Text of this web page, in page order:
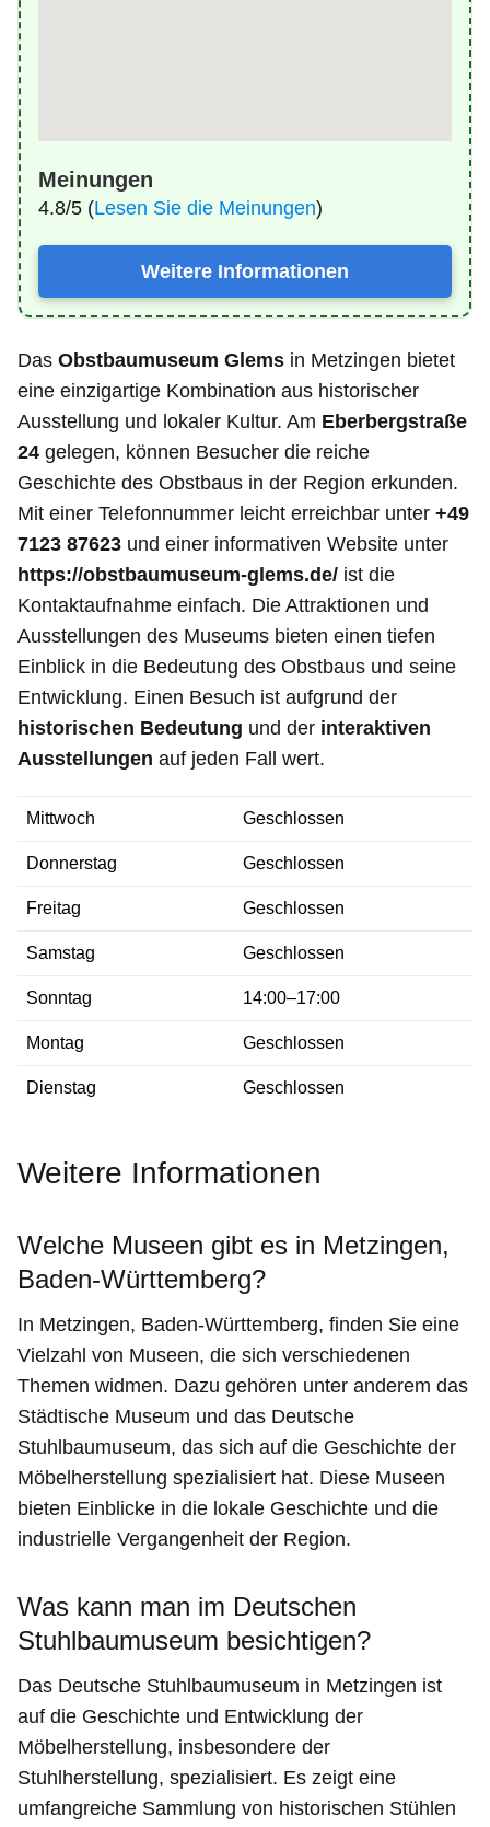
Meinungen
4.8/5 (Lesen Sie die Meinungen)
Weitere Informationen
Das Obstbaumuseum Glems in Metzingen bietet
eine einzigartige Kombination aus historischer
Ausstellung und lokaler Kultur. Am Eberbergstraße
24 gelegen, können Besucher die reiche
Geschichte des Obstbaus in der Region erkunden.
Mit einer Telefonnummer leicht erreichbar unter +49
7123 87623 und einer informativen Website unter
https://obstbaumuseum-glems.de/ ist die
Kontaktaufnahme einfach. Die Attraktionen und
Ausstellungen des Museums bieten einen tiefen
Einblick in die Bedeutung des Obstbaus und seine
Entwicklung. Einen Besuch ist aufgrund der
historischen Bedeutung und der interaktiven
Ausstellungen auf jeden Fall wert.
Mittwoch Geschlossen
Donnerstag Geschlossen
Freitag Geschlossen
Samstag Geschlossen
Sonntag 14:00–17:00
Montag Geschlossen
Dienstag Geschlossen
Weitere Informationen
Welche Museen gibt es in Metzingen,
Baden-Württemberg?
In Metzingen, Baden-Württemberg, finden Sie eine
Vielzahl von Museen, die sich verschiedenen
Themen widmen. Dazu gehören unter anderem das
Städtische Museum und das Deutsche
Stuhlbaumuseum, das sich auf die Geschichte der
Möbelherstellung spezialisiert hat. Diese Museen
bieten Einblicke in die lokale Geschichte und die
industrielle Vergangenheit der Region.
Was kann man im Deutschen
Stuhlbaumuseum besichtigen?
Das Deutsche Stuhlbaumuseum in Metzingen ist
auf die Geschichte und Entwicklung der
Möbelherstellung, insbesondere der
Stuhlherstellung, spezialisiert. Es zeigt eine
umfangreiche Sammlung von historischen Stühlen